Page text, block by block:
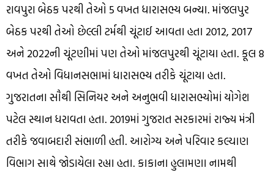
રાવપુરા બેઠક પરથી તેઓ 5 વખત ધારાસભ્ય બન્યા. માંજલપુર
બેઠક પરથી તેઓ છેલ્લી ટર્મથી ચૂંટાઈ આવતા હતા 2012, 2017
અને 2022ની ચૂંટણીમાં પણ તેઓ માંજલપુરથી ચૂંટાયા હતા. કૂલ 8
વખત તેઓ વિધાનસભામાં ધારાસભ્ય તરીકે ચૂંટાયા હતા.
ગુજરાતના સૌથી સિનિયર અને અનુભવી ધારાસભ્યોમાં યોગેશ
પટેલ સ્થાન ધરાવતા હતા. 2019માં ગુજરાત સરકારમાં રાજ્ય મંત્રી
તરીકે જવાબદારી સંભાળી હતી. આરોગ્ય અને પરિવાર કલ્યાણ
વિભાગ સાથે જોડાયેલા રહ્યા હતા. કાકાના હુલામણા નામથી